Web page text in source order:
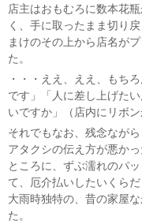
店主はおもむろに数本花
く、手に取ったまま切り
まけのその上から店名が
た。
・・・ええ、ええ、もち
です」「人に差し上げた
いですか」（店内にリボン
それでもなお、残念なが
アタクシの伝え方が悪か
ところに、ずぶ濡れのパ
て、厄介払いしたいくら
大雨時独特の、昔の家屋
た。